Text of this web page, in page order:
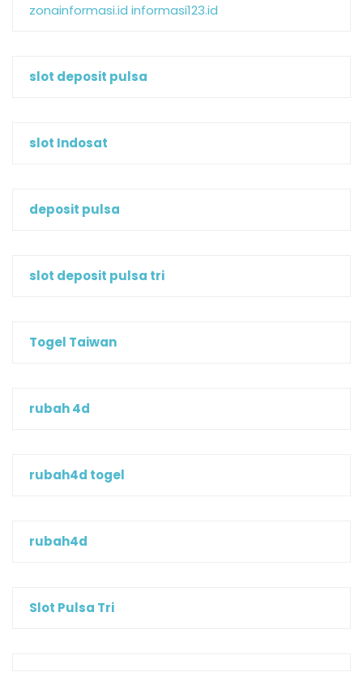
zonainformasi.id informasi123.id
slot deposit pulsa
slot Indosat
deposit pulsa
slot deposit pulsa tri
Togel Taiwan
rubah 4d
rubah4d togel
rubah4d
Slot Pulsa Tri